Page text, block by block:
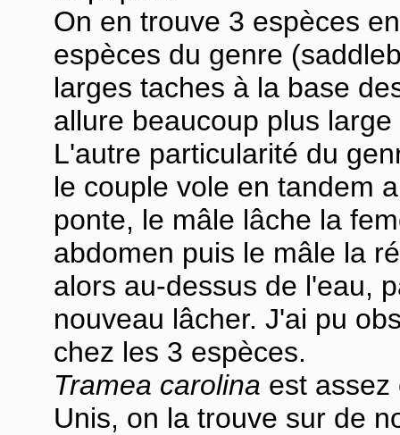
On en trouve 3 espèces
espèces du genre
larges taches à la base
allure beaucoup plus
L'autre particularité du
le couple vole en tandem
ponte, le mâle lâche la
abdomen puis le mâle la
alors au-dessus de l'eau,
nouveau lâcher. J'ai pu
chez les 3 espèces.
Tramea carolina est assez
Unis, on la trouve sur de